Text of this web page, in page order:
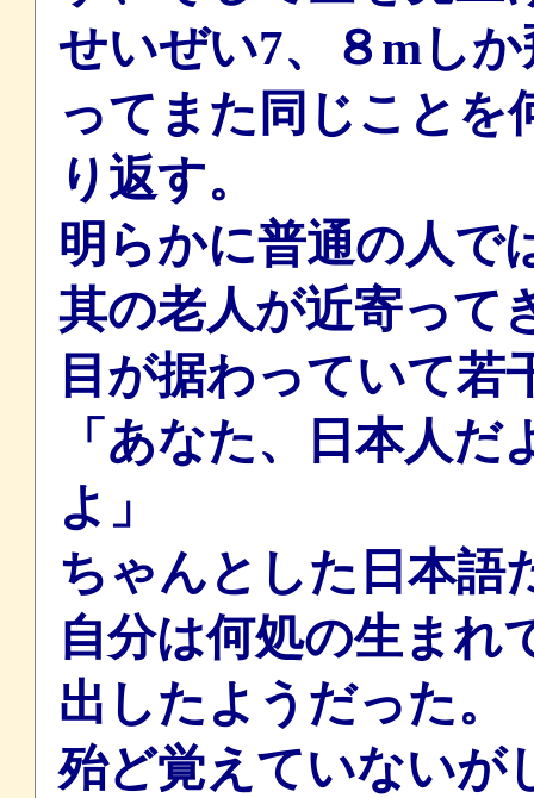
せいぜい7、８mし
ってまた同じことを
り返す。
明らかに普通の人で
其の老人が近寄って
目が据わっていて若
「あなた、日本人
よ」
ちゃんとした日本語
自分は何処の生まれ
出したようだった。
殆ど覚えていないが